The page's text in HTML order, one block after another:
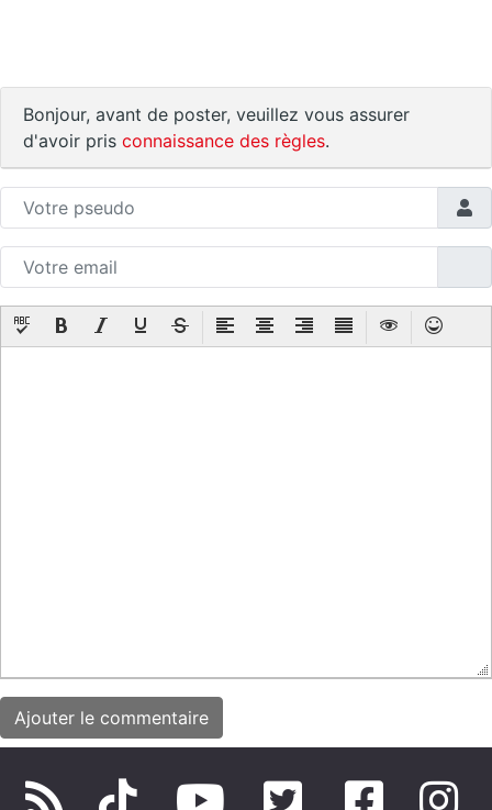
Bonjour, avant de poster, veuillez vous assurer
d'avoir pris connaissance des règles.